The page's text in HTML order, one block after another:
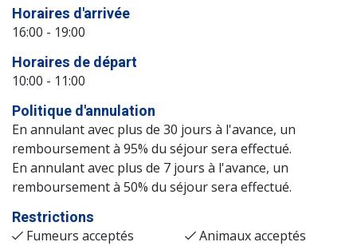
Horaires d'arrivée
16:00 - 19:00
Horaires de départ
10:00 - 11:00
Politique d'annulation
En annulant avec plus de 30 jours à l'avance, un
remboursement à 95% du séjour sera effectué.
En annulant avec plus de 7 jours à l'avance, un
remboursement à 50% du séjour sera effectué.
Restrictions
Fumeurs acceptés Animaux acceptés